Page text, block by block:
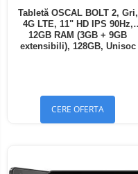
Tabletă OSCAL BOLT 2, Gri,
4G LTE, 11" HD IPS 90Hz,
12GB RAM (3GB + 9GB
extensibili), 128GB, Unisoc
CERE OFERTA